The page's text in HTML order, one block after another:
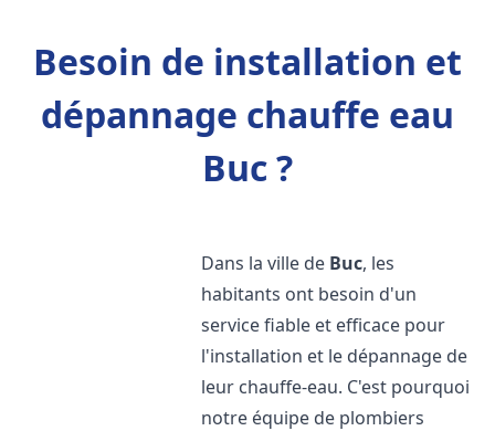
Besoin de installation et
dépannage chauffe eau
Buc ?
Dans la ville de Buc, les
habitants ont besoin d'un
service fiable et efficace pour
l'installation et le dépannage de
leur chauffe-eau. C'est pourquoi
notre équipe de plombiers